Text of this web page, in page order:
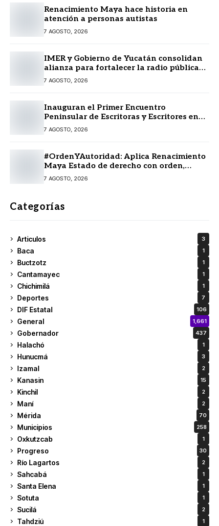
Renacimiento Maya hace historia en
atención a personas autistas
7 AGOSTO, 2026
IMER y Gobierno de Yucatán consolidan
alianza para fortalecer la radio pública
en beneficio de la ciudadanía
7 AGOSTO, 2026
Inauguran el Primer Encuentro
Peninsular de Escritoras y Escritores en
Lengua Maya 2026
7 AGOSTO, 2026
#OrdenYAutoridad: Aplica Renacimiento
Maya Estado de derecho con orden,
coordinación y saldo blanco
7 AGOSTO, 2026
Categorías
Articulos 3
Baca 1
Buctzotz 1
Cantamayec 1
Chichimilá 1
Deportes 7
DIF Estatal 106
General 1,661
Gobernador 437
Halachó 1
Hunucmá 3
Izamal 2
Kanasin 15
Kinchil 2
Maní 2
Mérida 70
Municipios 258
Oxkutzcab 1
Progreso 30
Río Lagartos 2
Sahcabá 1
Santa Elena 1
Sotuta 1
Sucilá 2
Tahdziú 1